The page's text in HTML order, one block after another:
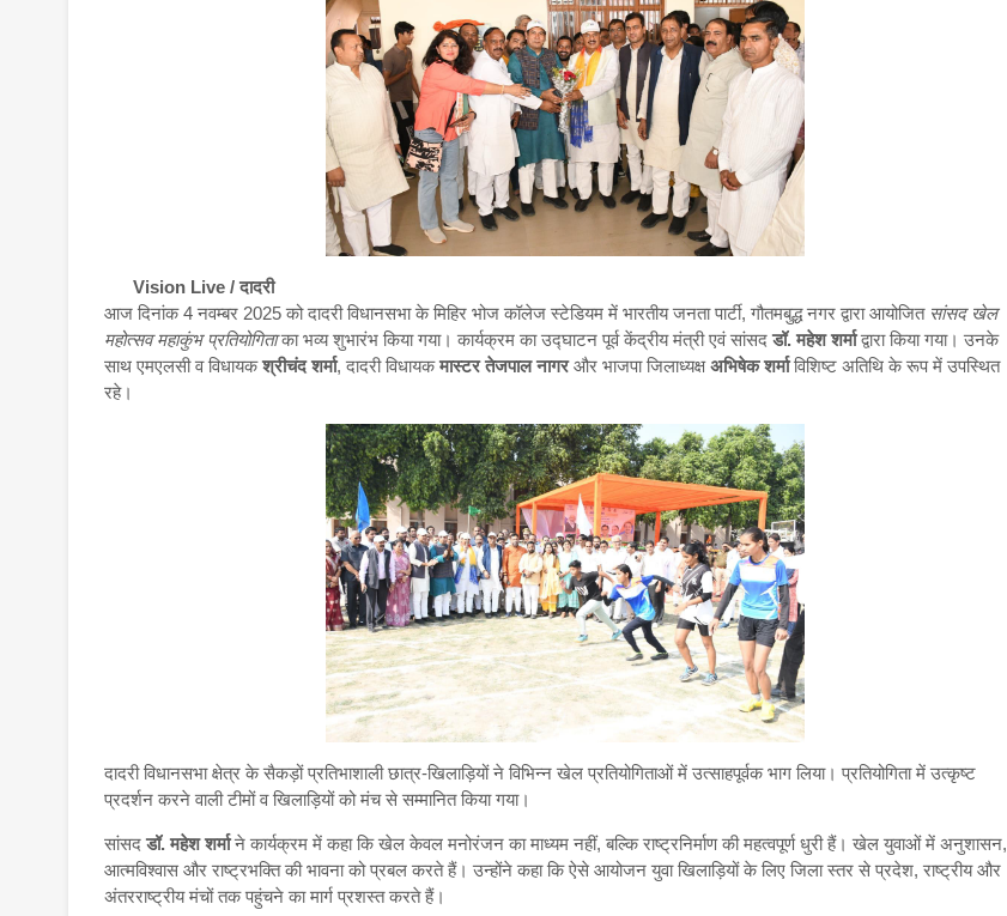
Vision Live / दादरी
आज दिनांक 4 नवम्बर 2025 को दादरी विधानसभा के मिहिर भोज कॉलेज स्टेडियम में भारतीय जनता पार्टी, गौतमबुद्ध नगर द्वारा आयोजित सांसद खेल
महोत्सव महाकुंभ प्रतियोगिताका भव्य शुभारंभ किया गया। कार्यक्रम का उद्घाटन पूर्व केंद्रीय मंत्री एवं सांसद डॉ. महेश शर्माद्वारा किया गया। उनके
साथ एमएलसी व विधायकश्रीचंद शर्मा, दादरी विधायकमास्टर तेजपाल नागरऔर भाजपा जिलाध्यक्षअभिषेक शर्माविशिष्ट अतिथि के रूप में उपस्थित
रहे।
दादरी विधानसभा क्षेत्र के सैकड़ों प्रतिभाशाली छात्र-खिलाड़ियों ने विभिन्न खेल प्रतियोगिताओं में उत्साहपूर्वक भाग लिया। प्रतियोगिता में उत्कृष्ट
प्रदर्शन करने वाली टीमों व खिलाड़ियों को मंच से सम्मानित किया गया।
सांसद डॉ. महेश शर्माने कार्यक्रम में कहा कि खेल केवल मनोरंजन का माध्यम नहीं, बल्कि राष्ट्रनिर्माण की महत्वपूर्ण धुरी हैं। खेल युवाओं में अनुशासन,
आत्मविश्वास और राष्ट्रभक्ति की भावना को प्रबल करते हैं। उन्होंने कहा कि ऐसे आयोजन युवा खिलाड़ियों के लिए जिला स्तर से प्रदेश, राष्ट्रीय और
अंतरराष्ट्रीय मंचों तक पहुंचने का मार्ग प्रशस्त करते हैं।